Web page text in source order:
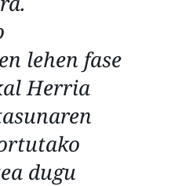
lehen fase
Herria
dugu